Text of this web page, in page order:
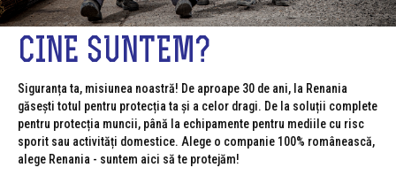
CINE SUNTEM?
Siguranța ta, misiunea noastră! De aproape 30 de ani, la Renania
găsești totul pentru protecția ta și a celor dragi. De la soluții complete
pentru protecția muncii, până la echipamente pentru mediile cu risc
sporit sau activități domestice. Alege o companie 100% românească,
alege Renania - suntem aici să te protejăm!